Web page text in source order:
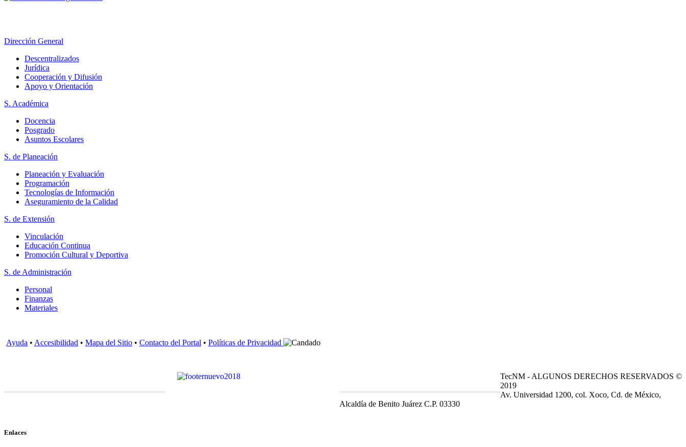
Dirección General
Descentralizados
Jurídica
Cooperación y Difusión
Apoyo y Orientación
S. Académica
Docencia
Posgrado
Asuntos Escolares
S. de Planeación
Planeación y Evaluación
Programación
Tecnologías de Información
Aseguramiento de la Calidad
S. de Extensión
Vinculación
Educación Continua
Promoción Cultural y Deportiva
S. de Administración
Personal
Finanzas
Materiales
Ayuda • Accesibilidad • Mapa del Sitio • Contacto del Portal • Políticas de Privacidad
TecNM - ALGUNOS DERECHOS RESERVADOS ©
2019
Av. Universidad 1200, col. Xoco, Cd. de México,
Alcaldía de Benito Juárez C.P. 03330
Enlaces